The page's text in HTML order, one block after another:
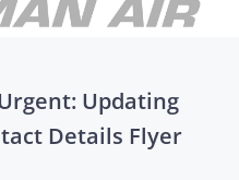
Updating
Details Flyer